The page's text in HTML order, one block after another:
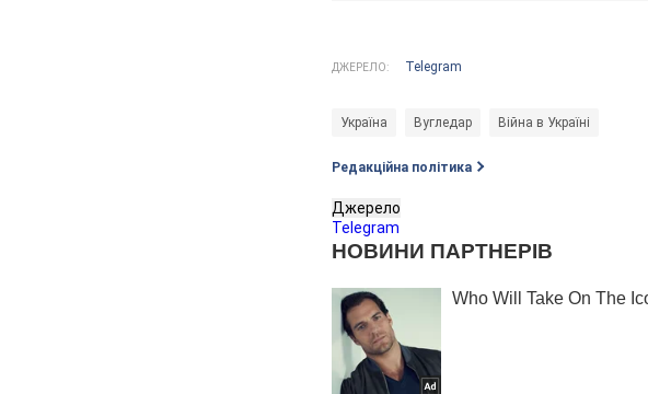
ДЖЕРЕЛО: Telegram
Україна Вугледар Війна в Україні
Редакційна політика
Джерело
Telegram